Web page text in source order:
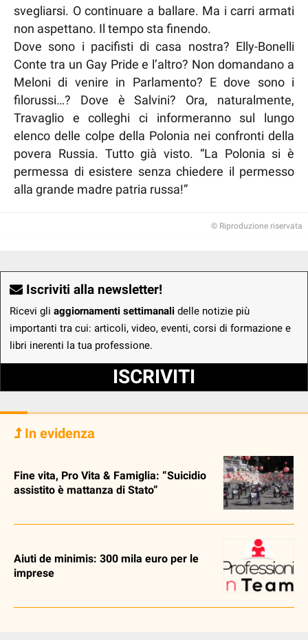
svegliarsi. O continuare a ballare. Ma i carri armati
non aspettano. Il tempo sta finendo.
Dove sono i pacifisti di casa nostra? Elly-Bonelli
Conte tra un Gay Pride e l’altro? Non domandano a
Meloni di venire in Parlamento? E dove sono i
filorussi…? Dove è Salvini? Ora, naturalmente,
Travaglio e colleghi ci informeranno sul lungo
elenco delle colpe della Polonia nei confronti della
povera Russia. Tutto già visto. “La Polonia si è
permessa di esistere senza chiedere il permesso
alla grande madre patria russa!”
© Riproduzione riservata
Iscriviti alla newsletter!
Ricevi gli aggiornamenti settimanali delle notizie più
importanti tra cui: articoli, video, eventi, corsi di formazione e
libri inerenti la tua professione.
ISCRIVITI
In evidenza
Fine vita, Pro Vita & Famiglia: “Suicidio
assistito è mattanza di Stato”
Aiuti de minimis: 300 mila euro per le
imprese